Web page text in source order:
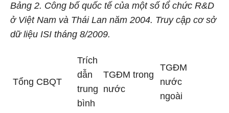
Bảng 2. Công bố quốc tế của một số tổ chức R&D
ở Việt Nam và Thái Lan năm 2004. Truy cập cơ sở
dữ liệu ISI tháng 8/2009.
Tổng CBQT
Trích
dẫn
trung
bình
TGĐM trong
nước
TGĐM
nước
ngoài